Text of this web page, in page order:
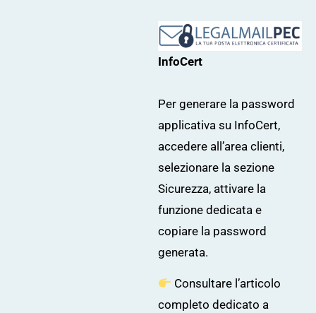
InfoCert
Per generare la password
applicativa su InfoCert,
accedere all’area clienti,
selezionare la sezione
Sicurezza, attivare la
funzione dedicata e
copiare la password
generata.
Consultare l’articolo
completo dedicato a